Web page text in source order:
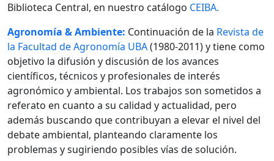
Biblioteca Central, en nuestro catálogo CEIBA.
Agronomía & Ambiente: Continuación de la Revista de
la Facultad de Agronomía UBA(1980-2011) y tiene como
objetivo la difusión y discusión de los avances
científicos, técnicos y profesionales de interés
agronómico y ambiental. Los trabajos son sometidos a
referato en cuanto a su calidad y actualidad, pero
además buscando que contribuyan a elevar el nivel del
debate ambiental, planteando claramente los
problemas y sugiriendo posibles vías de solución.